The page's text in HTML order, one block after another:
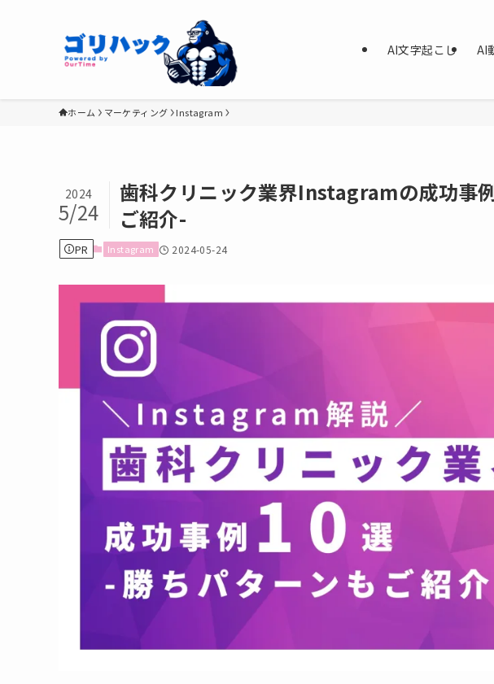
AI文字起こし AI
ホーム マーケティング Instagram
歯科クリニック業界Instagramの成功事
ご紹介-
2024
5/24
PR Instagram 2024-05-24